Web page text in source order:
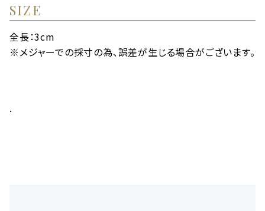
SIZE
全長：3cm
※メジャーでの採寸の為、誤差が生じる場合がございます。
.